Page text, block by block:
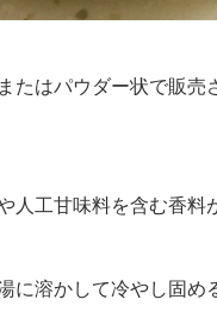
たはパウダー状で販売
工甘味料を含む香料
溶かして冷やし固め